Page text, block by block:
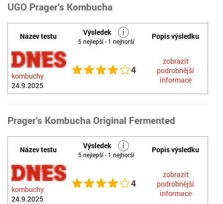
UGO Prager’s Kombucha
Název testu Výsledek i
5 nejlepší - 1 nejhorší
Popis výsledku
Test
kombuchy
24.9.2025
4
zobrazit
podrobnější
informace
Prager’s Kombucha Original Fermented
Název testu Výsledek i
5 nejlepší - 1 nejhorší
Popis výsledku
Test
kombuchy
24.9.2025
4
zobrazit
podrobnější
informace